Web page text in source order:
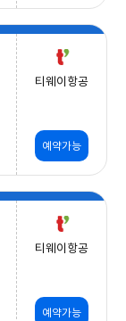
티웨이항공
예약가능
티웨이항공
예약가능